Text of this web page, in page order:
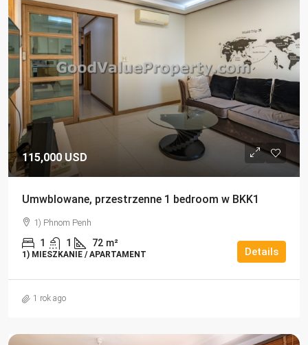
115,000 USD
Umwblowane, przestrzenne 1 bedroom w BKK1
1) Phnom Penh
1 1 72 m²
1) MIESZKANIE / APARTAMENT Details
1 rok ago